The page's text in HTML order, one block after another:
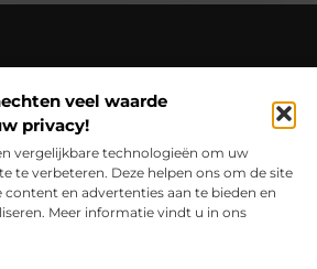
veel waarde
privacy!
vergelijkbare technologieën om uw
te verbeteren. Deze helpen ons om de site
content en advertenties aan te bieden en
Meer informatie vindt u in ons
vol verhalen – beleef het dagelijks
blogs en artikelen die je
en elke dag weer verrijken.